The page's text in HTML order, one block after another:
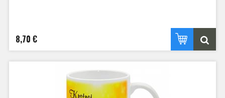
8,70 €